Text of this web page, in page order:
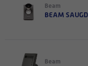
Beam
BEAM
Beam